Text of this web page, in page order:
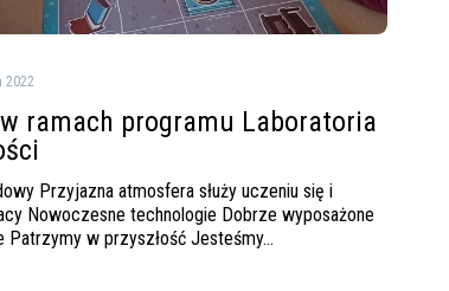
2022
ramach programu Laboratoria
Przyjazna atmosfera służy uczeniu się i
Nowoczesne technologie Dobrze wyposażone
Patrzymy w przyszłość Jesteśmy…